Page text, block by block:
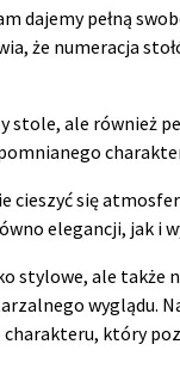
pełną
że numeracja
ale również
się
elegancji, jak i
stylowe, ale
wyglądu.
który